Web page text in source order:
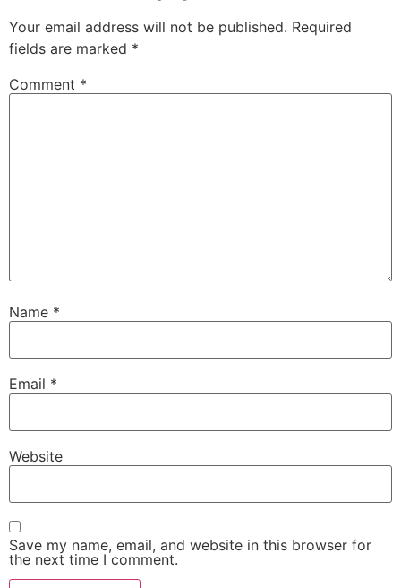
Your email address will not be published. Required
fields are marked *
Comment *
Name *
Email *
Website
Save my name, email, and website in this browser for
the next time I comment.